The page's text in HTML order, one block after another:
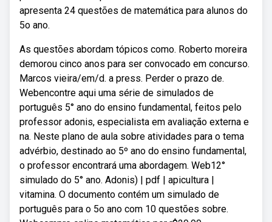
apresenta 24 questões de matemática para alunos do
5o ano.
As questões abordam tópicos como. Roberto moreira
demorou cinco anos para ser convocado em concurso.
Marcos vieira/em/d. a press. Perder o prazo de.
Webencontre aqui uma série de simulados de
português 5° ano do ensino fundamental, feitos pelo
professor adonis, especialista em avaliação externa e
na. Neste plano de aula sobre atividades para o tema
advérbio, destinado ao 5º ano do ensino fundamental,
o professor encontrará uma abordagem. Web12°
simulado do 5° ano. Adonis) | pdf | apicultura |
vitamina. O documento contém um simulado de
português para o 5o ano com 10 questões sobre.